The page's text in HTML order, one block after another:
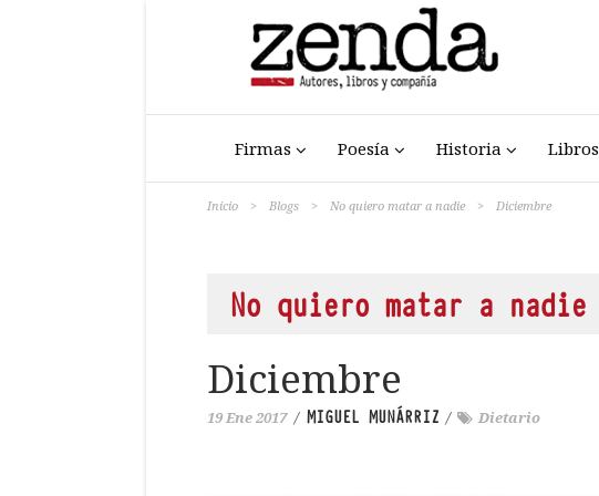
Firmas Poesía Historia Libros
Inicio > Blogs > No quiero matar a nadie > Diciembre
No quiero matar a nadie
Diciembre
19 Ene 2017 / MIGUEL MUNÁRRIZ / Dietario